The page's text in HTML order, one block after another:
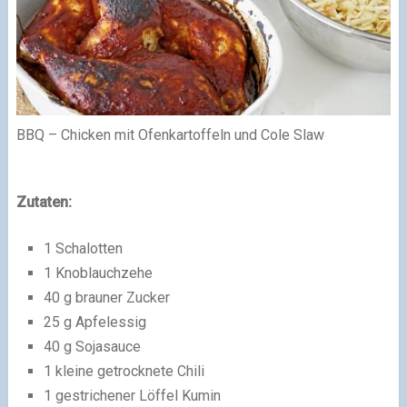
BBQ – Chicken mit Ofenkartoffeln und Cole Slaw
Zutaten:
1 Schalotten
1 Knoblauchzehe
40 g brauner Zucker
25 g Apfelessig
40 g Sojasauce
1 kleine getrocknete Chili
1 gestrichener Löffel Kumin